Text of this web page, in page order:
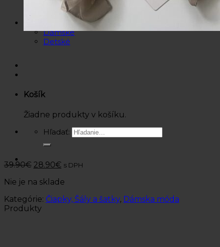
Doplnky
Bazárová ponuka
Dámske
Detské
Košík
Žiadne produkty v košíku.
Hľadať:
39.90€ 28.90€ s DPH
Nie je na sklade
Kategórie: Čiapky, Šály a šatky, Dámska móda
Produkty